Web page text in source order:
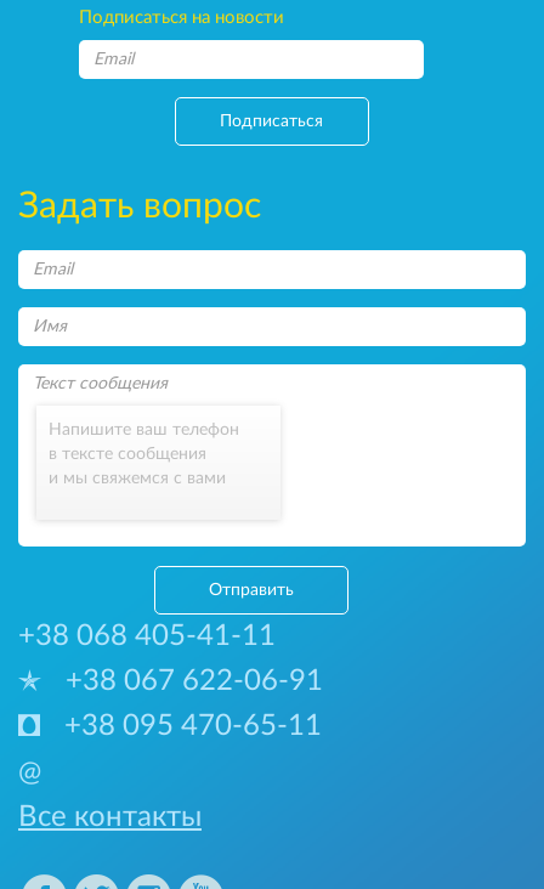
Подписаться на новости
Подписаться
Задать вопрос
Напишите ваш телефон
в тексте сообщения
и мы свяжемся с вами
Отправить
+38 068 405-41-11
+38 067 622-06-91
+38 095 470-65-11
@
Все контакты